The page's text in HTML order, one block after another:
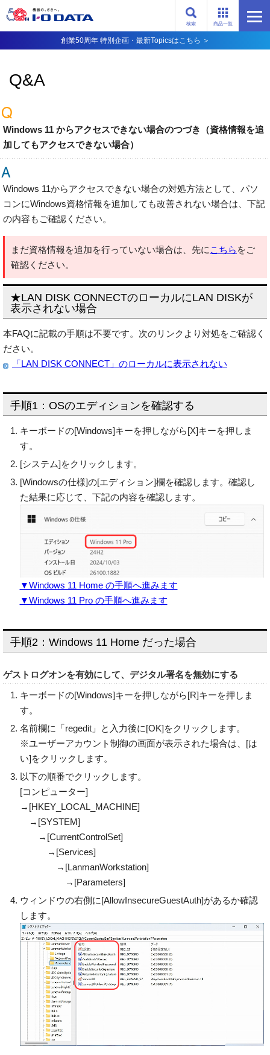
商品一覧
検索
創業50周年 特別企画・最新Topicsはこちら ＞
Q&A
Windows 11 からアクセスできない場合のつづき（資格情報を追
加してもアクセスできない場合）
Windows 11からアクセスできない場合の対処方法として、パソ
コンにWindows資格情報を追加しても改善されない場合は、下記
の内容もご確認ください。
まだ資格情報を追加を行っていない場合は、先に こちら をご
確認ください。
★LAN DISK CONNECTのローカルにLAN DISKが
表示されない場合
本FAQに記載の手順は不要です。次のリンクより対処をご確認く
ださい。
「LAN DISK CONNECT」のローカルに表示されない
手順1：OSのエディションを確認する
キーボードの[Windows]キーを押しながら[X]キーを押しま
す。
[システム]をクリックします。
[Windowsの仕様]の[エディション]欄を確認します。確認し
た結果に応じて、下記の内容を確認します。
▼Windows 11 Home の手順へ進みます
▼Windows 11 Pro の手順へ進みます
手順2：Windows 11 Home だった場合
ゲストログオンを有効にして、デジタル署名を無効にする
キーボードの[Windows]キーを押しながら[R]キーを押しま
す。
名前欄に「regedit」と入力後に[OK]をクリックします。
※ユーザーアカウント制御の画面が表示された場合は、[は
い]をクリックします。
以下の順番でクリックします。
[コンピューター]
→[HKEY_LOCAL_MACHINE]
→[SYSTEM]
→[CurrentControlSet]
→[Services]
→[LanmanWorkstation]
→[Parameters]
ウィンドウの右側に[AllowInsecureGuestAuth]があるか確認
します。